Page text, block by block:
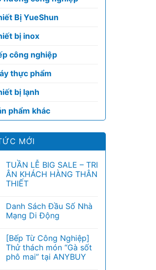
Bị YueShun
bị inox
công nghiệp
thực phẩm
bị lạnh
phẩm khác
MỚI
TUẦN LỄ BIG SALE – TRI
ÂN KHÁCH HÀNG THÂN
THIẾT
Danh Sách Đầu Số Nhà
Mạng Di Động
[Bếp Từ Công Nghiệp]
Thử thách món “Gà sốt
phô mai” tại ANYBUY